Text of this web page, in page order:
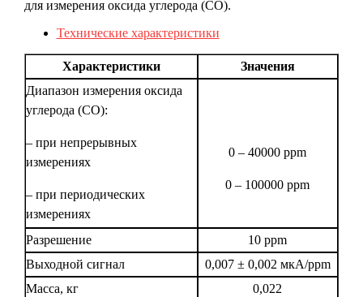
для измерения оксида углерода (CO).
Технические характеристики
Характеристики
Значения
Диапазон измерения оксида
углерода (СO):
– при непрерывных
измерениях
– при периодических
измерениях
0 – 40000 ppm
0 – 100000 ppm
Разрешение
10 ppm
Выходной сигнал
0,007 ± 0,002 мкА/ppm
Масса, кг
0,022